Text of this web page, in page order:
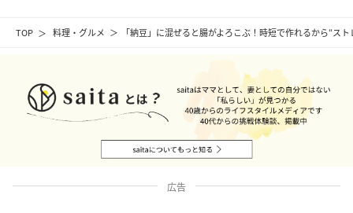
TOP 料理・グルメ 「納豆」に混ぜると腸がよろこぶ！時短で作れるから“ス
広告